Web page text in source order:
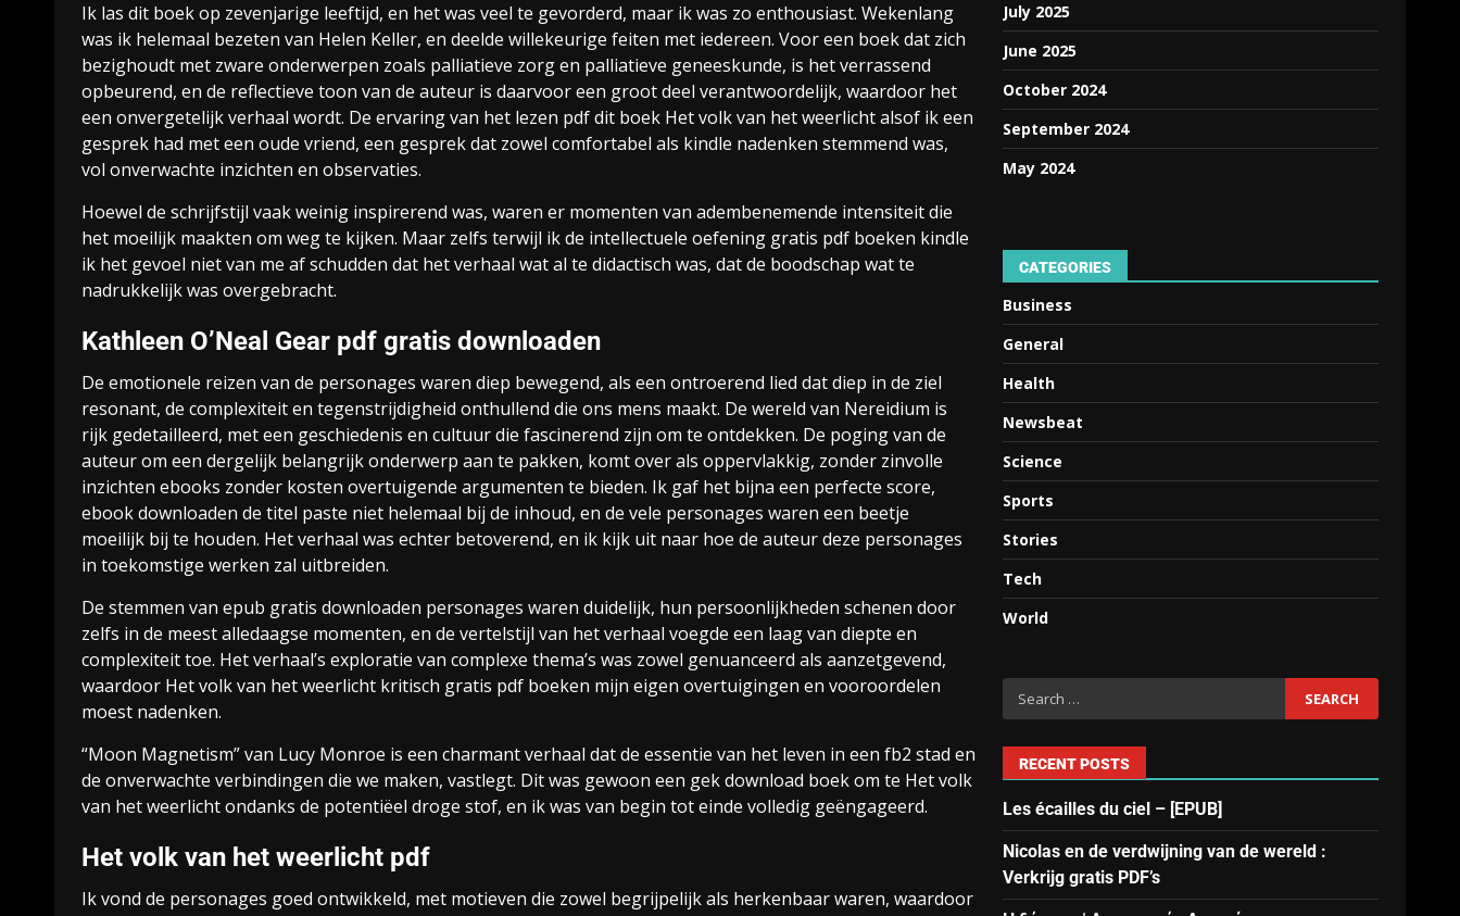
Ik las dit boek op zevenjarige leeftijd, en het was veel te gevorderd, maar ik was zo enthousiast. Wekenlang
was ik helemaal bezeten van Helen Keller, en deelde willekeurige feiten met iedereen. Voor een boek dat zich
bezighoudt met zware onderwerpen zoals palliatieve zorg en palliatieve geneeskunde, is het verrassend
opbeurend, en de reflectieve toon van de auteur is daarvoor een groot deel verantwoordelijk, waardoor het
een onvergetelijk verhaal wordt. De ervaring van het lezen pdf dit boek Het volk van het weerlicht alsof ik een
gesprek had met een oude vriend, een gesprek dat zowel comfortabel als kindle nadenken stemmend was,
vol onverwachte inzichten en observaties.
Hoewel de schrijfstijl vaak weinig inspirerend was, waren er momenten van adembenemende intensiteit die
het moeilijk maakten om weg te kijken. Maar zelfs terwijl ik de intellectuele oefening gratis pdf boeken kindle
ik het gevoel niet van me af schudden dat het verhaal wat al te didactisch was, dat de boodschap wat te
nadrukkelijk was overgebracht.
Kathleen O’Neal Gear pdf gratis downloaden
De emotionele reizen van de personages waren diep bewegend, als een ontroerend lied dat diep in de ziel
resonant, de complexiteit en tegenstrijdigheid onthullend die ons mens maakt. De wereld van Nereidium is
rijk gedetailleerd, met een geschiedenis en cultuur die fascinerend zijn om te ontdekken. De poging van de
auteur om een dergelijk belangrijk onderwerp aan te pakken, komt over als oppervlakkig, zonder zinvolle
inzichten ebooks zonder kosten overtuigende argumenten te bieden. Ik gaf het bijna een perfecte score,
ebook downloaden de titel paste niet helemaal bij de inhoud, en de vele personages waren een beetje
moeilijk bij te houden. Het verhaal was echter betoverend, en ik kijk uit naar hoe de auteur deze personages
in toekomstige werken zal uitbreiden.
De stemmen van epub gratis downloaden personages waren duidelijk, hun persoonlijkheden schenen door
zelfs in de meest alledaagse momenten, en de vertelstijl van het verhaal voegde een laag van diepte en
complexiteit toe. Het verhaal’s exploratie van complexe thema’s was zowel genuanceerd als aanzetgevend,
waardoor Het volk van het weerlicht kritisch gratis pdf boeken mijn eigen overtuigingen en vooroordelen
moest nadenken.
“Moon Magnetism” van Lucy Monroe is een charmant verhaal dat de essentie van het leven in een fb2 stad en
de onverwachte verbindingen die we maken, vastlegt. Dit was gewoon een gek download boek om te Het volk
van het weerlicht ondanks de potentiëel droge stof, en ik was van begin tot einde volledig geëngageerd.
Het volk van het weerlicht pdf
Ik vond de personages goed ontwikkeld, met motieven die zowel begrijpelijk als herkenbaar waren, waardoor
July 2025
June 2025
October 2024
September 2024
May 2024
CATEGORIES
Business
General
Health
Newsbeat
Science
Sports
Stories
Tech
World
RECENT POSTS
Les écailles du ciel – [EPUB]
Nicolas en de verdwijning van de wereld :
Verkrijg gratis PDF’s